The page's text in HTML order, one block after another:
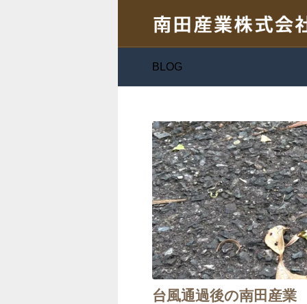
BLOG
台風通過後の南田産業